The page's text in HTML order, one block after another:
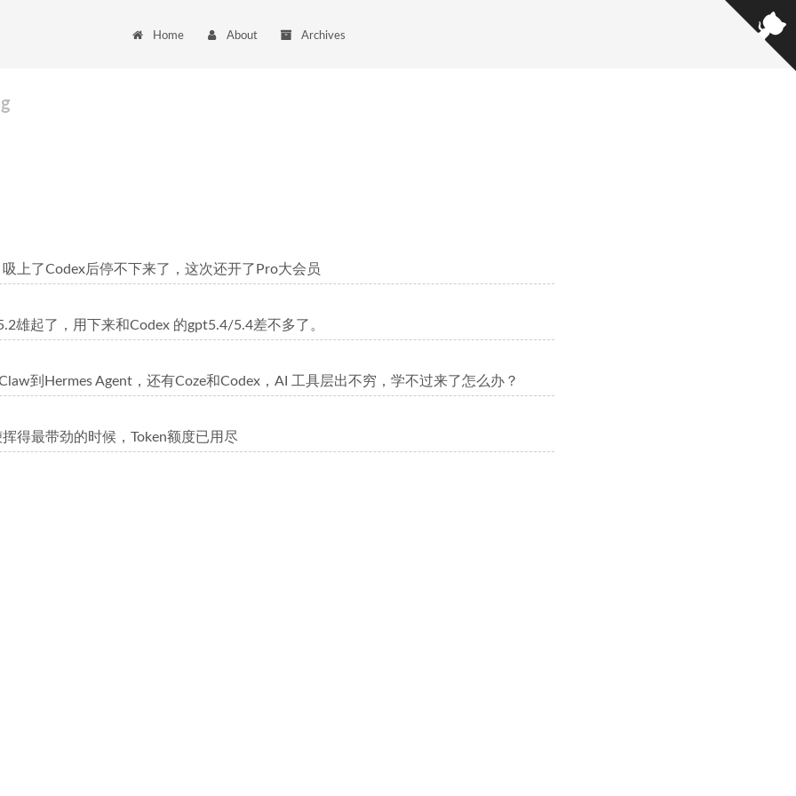
Home About Archives
上了Codex后停不下来了，这次还开了Pro大会员
雄起了，用下来和Codex 的gpt5.4/5.4差不多了。
到Hermes Agent，还有Coze和Codex，AI 工具层出不穷，学不过来了怎么办？
得最带劲的时候，Token额度已用尽